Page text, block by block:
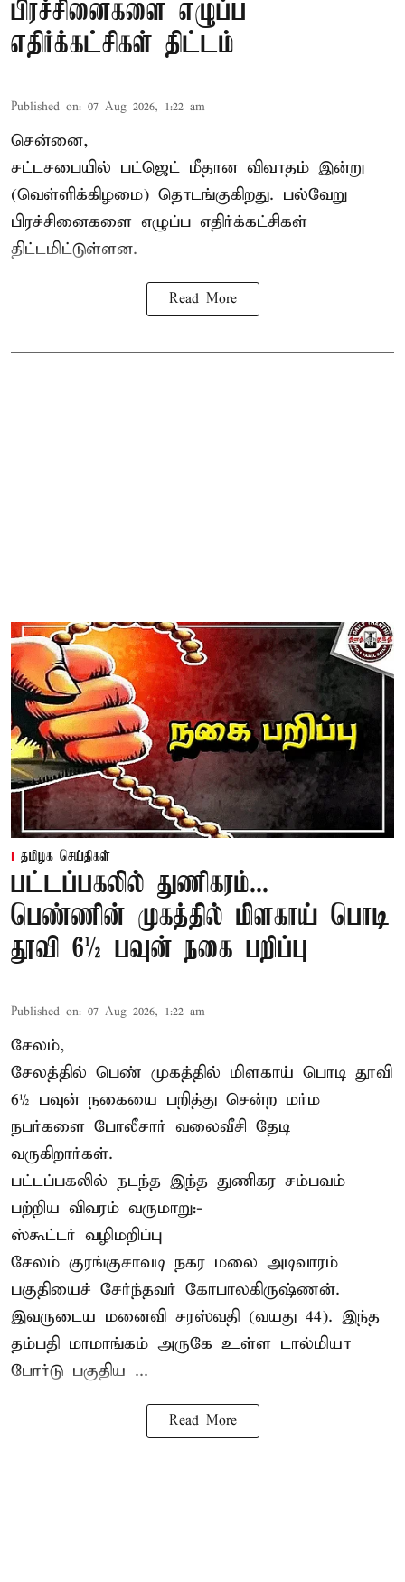
பிரச்சினைகளை எழுப்ப
எதிர்க்கட்சிகள் திட்டம்
Published on: 07 Aug 2026, 1:22 am
சென்னை,
சட்டசபையில் பட்ஜெட் மீதான விவாதம் இன்று
(வெள்ளிக்கிழமை) தொடங்குகிறது. பல்வேறு
பிரச்சினைகளை எழுப்ப எதிர்க்கட்சிகள்
திட்டமிட்டுள்ளன.
Read More
தமிழக செய்திகள்
பட்டப்பகலில் துணிகரம்...
பெண்ணின் முகத்தில் மிளகாய் பொடி
தூவி 6½ பவுன் நகை பறிப்பு
Published on: 07 Aug 2026, 1:22 am
சேலம்,
சேலத்தில் பெண் முகத்தில் மிளகாய் பொடி தூவி
6½ பவுன் நகையை பறித்து சென்ற மர்ம
நபர்களை போலீசார் வலைவீசி தேடி
வருகிறார்கள்.
பட்டப்பகலில் நடந்த இந்த துணிகர சம்பவம்
பற்றிய விவரம் வருமாறு:-
ஸ்கூட்டர் வழிமறிப்பு
சேலம் குரங்குசாவடி நகர மலை அடிவாரம்
பகுதியைச் சேர்ந்தவர் கோபாலகிருஷ்ணன்.
இவருடைய மனைவி சரஸ்வதி (வயது 44). இந்த
தம்பதி மாமாங்கம் அருகே உள்ள டால்மியா
போர்டு பகுதிய ...
Read More